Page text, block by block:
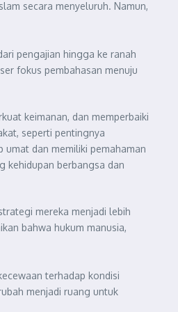
secara menyeluruh. Namun,
pengajian hingga ke ranah
fokus pembahasan menuju
keimanan, dan memperbaiki
seperti pentingnya
umat dan memiliki pemahaman
kehidupan berbangsa dan
mereka menjadi lebih
bahwa hukum manusia,
terhadap kondisi
menjadi ruang untuk